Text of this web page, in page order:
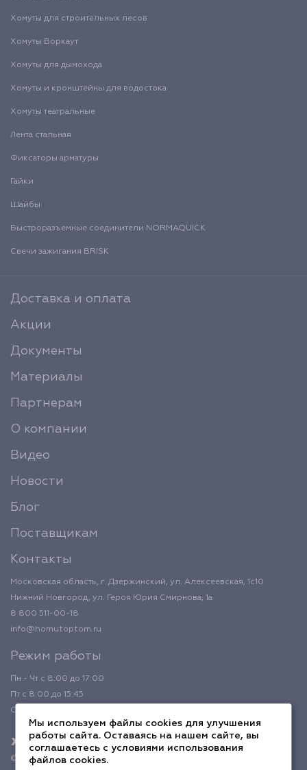
Хомуты для строительных лесов
Хомуты Воркаут
Хомуты для дымохода
Хомуты и кронштейны для водостока
Хомуты театральные
Лента стальная
Фиксаторы арматуры
Гайки
Шайбы
Быстроразъемные соединители NORMAQUICK
Свечи зажигания BRISK
Доставка и оплата
Акции
Документы
Материалы
Партнерам
О компании
Видео
Новости
Блог
Поставщикам
Контакты
Московская область, г. Дзержинский, ул. Алексеевская, 1с10
Нижний Новгород, ул. Героя Юрия Смирнова, 1а
8 800 511-00-18
info@homutoptom.ru
Режим работы
Пн - Чт с 8:00 до 17:00
Пт с 8:00 до 15:45
Обед с 12:00 до 12:45
© 2026 ХомутОптом
Мы используем файлы cookies для улучшения
работы сайта. Оставаясь на нашем сайте, вы
соглашаетесь с условиями использования
файлов cookies.